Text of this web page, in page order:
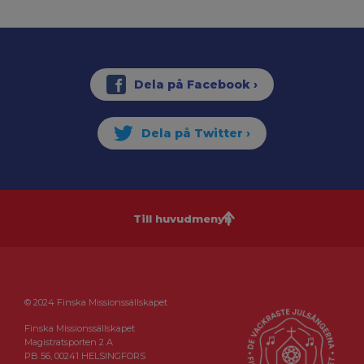
Till huvudmenyn
© 2024 Finska Missionssällskapet
Finska Missionssällskapet
Magistratsporten 2 A
PB 56, 00241 HELSINGFORS